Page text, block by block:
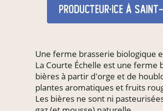
producteur·ice à
Une ferme brasserie biologique
La Courte Échelle est une ferme
bières à partir d'orge et de
plantes aromatiques et fruits
Les bières ne sont ni